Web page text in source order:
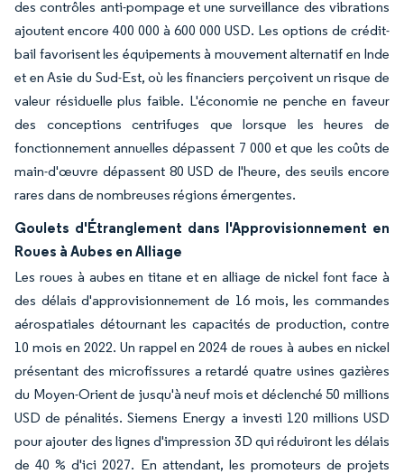
des contrôles anti-pompage et une surveillance des vibrations
ajoutent encore 400 000 à 600 000 USD. Les options de crédit-
bail favorisent les équipements à mouvement alternatif en Inde
et en Asie du Sud-Est, où les financiers perçoivent un risque de
valeur résiduelle plus faible. L'économie ne penche en faveur
des conceptions centrifuges que lorsque les heures de
fonctionnement annuelles dépassent 7 000 et que les coûts de
main-d'œuvre dépassent 80 USD de l'heure, des seuils encore
rares dans de nombreuses régions émergentes.
Goulets d'Étranglement dans l'Approvisionnement en
Roues à Aubes en Alliage
Les roues à aubes en titane et en alliage de nickel font face à
des délais d'approvisionnement de 16 mois, les commandes
aérospatiales détournant les capacités de production, contre
10 mois en 2022. Un rappel en 2024 de roues à aubes en nickel
présentant des microfissures a retardé quatre usines gazières
du Moyen-Orient de jusqu'à neuf mois et déclenché 50 millions
USD de pénalités. Siemens Energy a investi 120 millions USD
pour ajouter des lignes d'impression 3D qui réduiront les délais
de 40 % d'ici 2027. En attendant, les promoteurs de projets